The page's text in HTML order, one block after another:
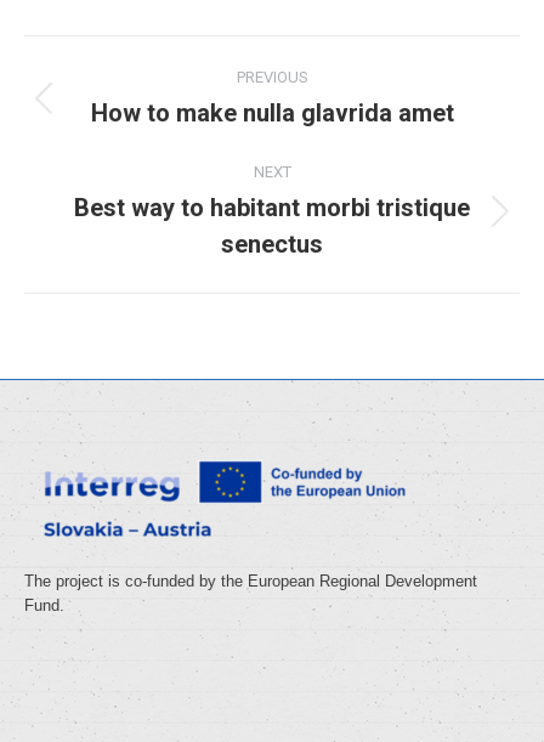
navigation
PREVIOUS
Previous
How to make nulla glavrida amet
NEXT
post:
Best way to habitant morbi tristique
senectus
The project is co-funded by the European Regional Development
Fund.